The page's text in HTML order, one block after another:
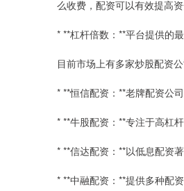
么收费，配资可以有效提高
* **杠杆倍数：**平台提供的
目前市场上有多家炒股配资
* **恒信配资：**老牌配资公
* **牛股配资：**专注于高杠
* **信达配资：**以低息配资
* **中融配资：**提供多种配